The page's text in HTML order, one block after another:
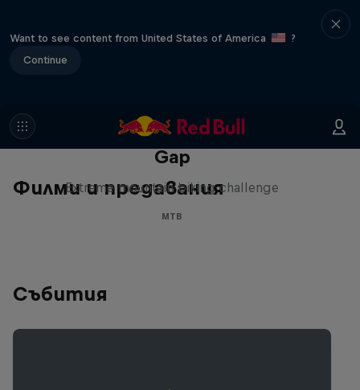
Want to see content from United States of America
?
Continue
Филми и предавания
Matt Jones: The Impossible
Gap
Extreme mountain biking challenge
MTB
Събития